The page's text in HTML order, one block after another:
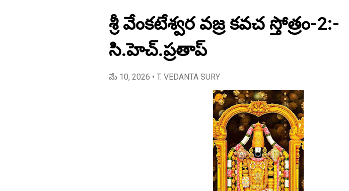
శ్రీ వేంకటేశ్వర వజ్ర కవచ స్తోత్రం-2:-
సి.హెచ్.ప్రతాప్
మే 10, 2026 • T. VEDANTA SURY